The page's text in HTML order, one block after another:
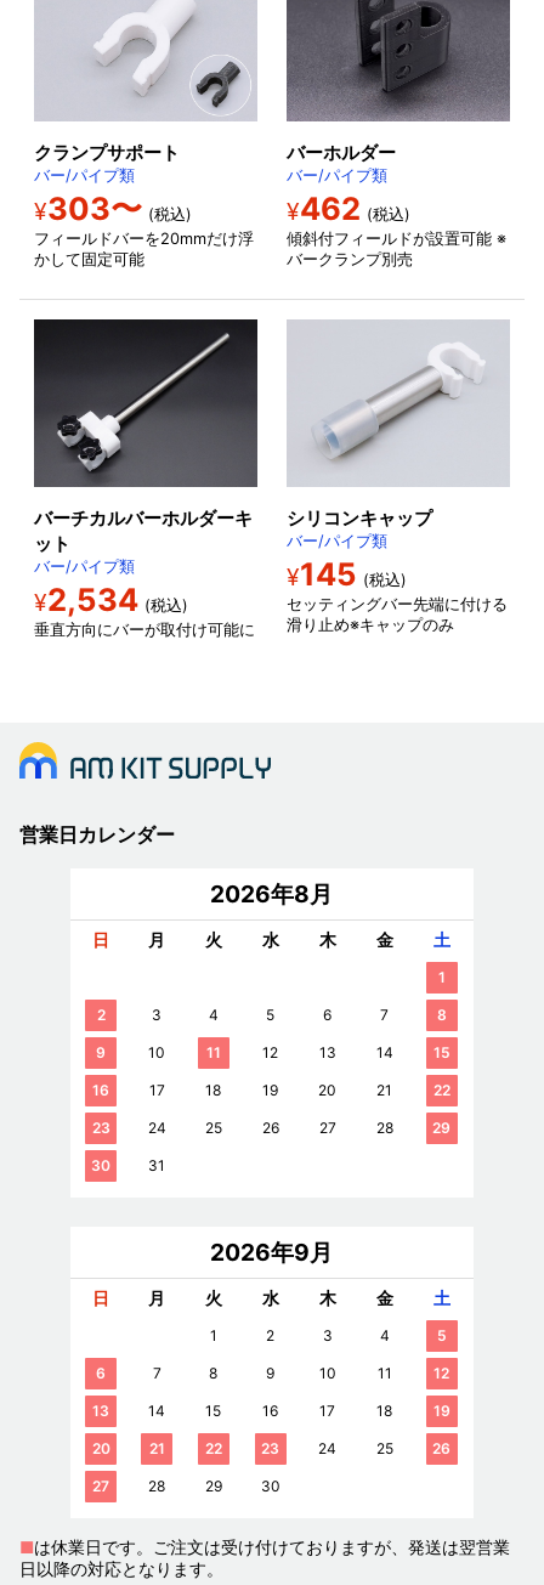
クランプサポート
バー/パイプ類
¥303〜 (税込)
フィールドバーを20mmだけ浮
かして固定可能
バーホルダー
バー/パイプ類
¥462 (税込)
傾斜付フィールドが設置可能 ※
バークランプ別売
バーチカルバーホルダーキ
ット
バー/パイプ類
¥2,534 (税込)
垂直方向にバーが取付け可能に
シリコンキャップ
バー/パイプ類
¥145 (税込)
セッティングバー先端に付ける
滑り止め※キャップのみ
営業日カレンダー
2026年8月
日 月 火 水 木 金 土
1
2 3 4 5 6 7 8
9 10 11 12 13 14 15
16 17 18 19 20 21 22
23 24 25 26 27 28 29
30 31
2026年9月
日 月 火 水 木 金 土
1 2 3 4 5
6 7 8 9 10 11 12
13 14 15 16 17 18 19
20 21 22 23 24 25 26
27 28 29 30
■は休業日です。ご注文は受け付けておりますが、発送は翌営業
日以降の対応となります。